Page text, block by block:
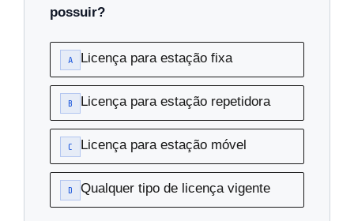
possuir?
A Licença para estação fixa
B Licença para estação repetidora
C Licença para estação móvel
D Qualquer tipo de licença vigente